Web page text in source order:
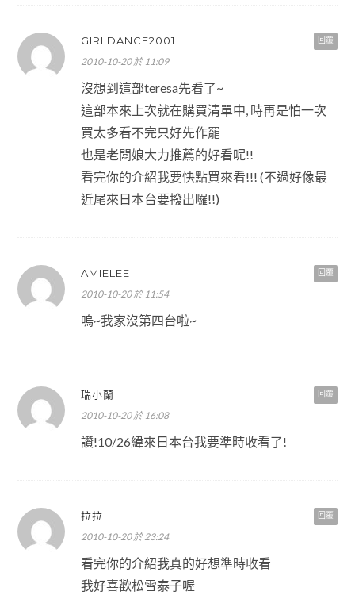
回覆
GIRLDANCE2001
2010-10-20 於 11:09
沒想到這部teresa先看了~
這部本來上次就在購買清單中, 時再是怕一次
買太多看不完只好先作罷
也是老闆娘大力推薦的好看呢!!
看完你的介紹我要快點買來看!!! (不過好像最
近尾來日本台要撥出囉!!)
回覆
AMIELEE
2010-10-20 於 11:54
嗚~我家沒第四台啦~
回覆
瑞小蘭
2010-10-20 於 16:08
讚!10/26緯來日本台我要準時收看了!
回覆
拉拉
2010-10-20 於 23:24
看完你的介紹我真的好想準時收看
我好喜歡松雪泰子喔